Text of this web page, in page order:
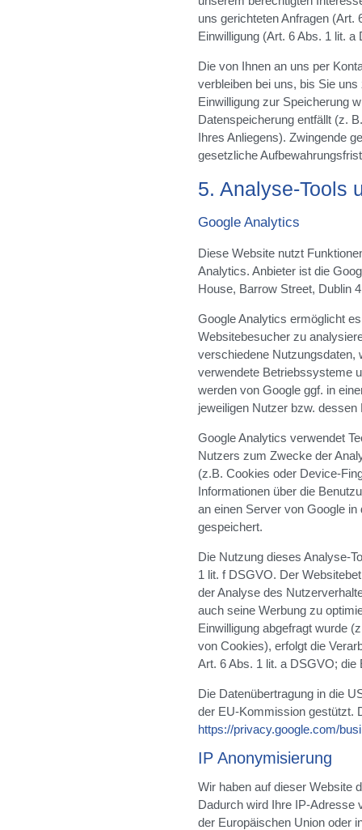
uns gerichteten Anfragen (Art.
Einwilligung (Art. 6 Abs. 1 lit.
Die von Ihnen an uns per
verbleiben bei uns, bis Sie
Einwilligung zur Speicherung
Datenspeicherung entfällt (z.
Ihres Anliegens). Zwingende
gesetzliche
5. Analyse-Tools
Google Analytics
Diese Website nutzt
Analytics. Anbieter ist die
House, Barrow Street, Dublin
Google Analytics ermöglicht
Websitebesucher zu
verschiedene Nutzungsdaten,
verwendete Betriebssysteme
werden von Google ggf. in
jeweiligen Nutzer bzw.
Google Analytics verwendet
Nutzers zum Zwecke der
(z.B. Cookies oder Device-
Informationen über die
an einen Server von Google
gespeichert.
Die Nutzung dieses Analyse-
1 lit. f DSGVO. Der
der Analyse des
auch seine Werbung zu
Einwilligung abgefragt wurde
von Cookies), erfolgt die
Art. 6 Abs. 1 lit. a DSGVO; die
Die Datenübertragung in die
der EU-Kommission gestützt.
https://privacy.google.com/
IP Anonymisierung
Wir haben auf dieser Website
Dadurch wird Ihre IP-Adresse
der Europäischen Union oder